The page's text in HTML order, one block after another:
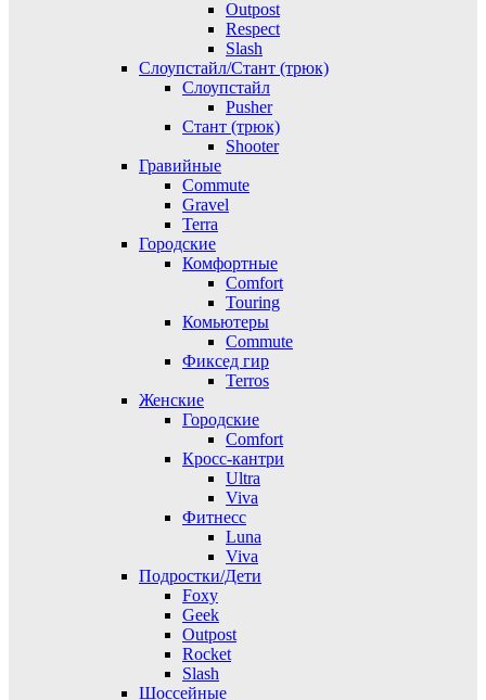
Outpost
Respect
Slash
Слоупстайл/Стант (трюк)
Слоупстайл
Pusher
Стант (трюк)
Shooter
Гравийные
Commute
Gravel
Terra
Городские
Комфортные
Comfort
Touring
Комьютеры
Commute
Фиксед гир
Terros
Женские
Городские
Comfort
Кросс-кантри
Ultra
Viva
Фитнесс
Luna
Viva
Подростки/Дети
Foxy
Geek
Outpost
Rocket
Slash
Шоссейные